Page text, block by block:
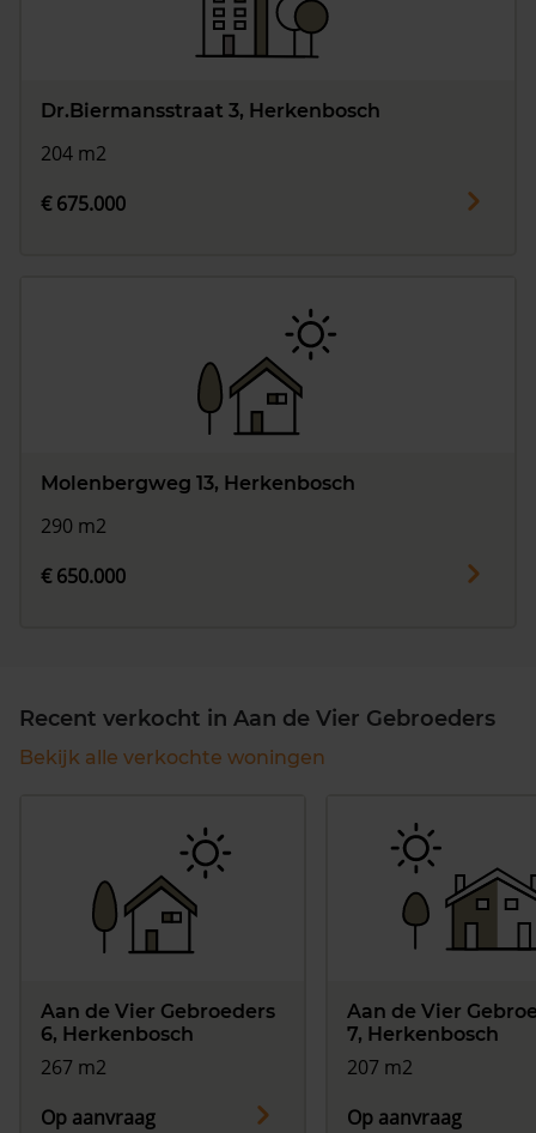
Dr.Biermansstraat 3, Herkenbosch
204 m2
€ 675.000
Molenbergweg 13, Herkenbosch
290 m2
€ 650.000
Recent verkocht in Aan de Vier Gebroeders
Bekijk alle verkochte woningen
Aan de Vier Gebroeders
6, Herkenbosch
267 m2
Op aanvraag
Aan de Vier
7, Herkenbosch
207 m2
Op aanvraag